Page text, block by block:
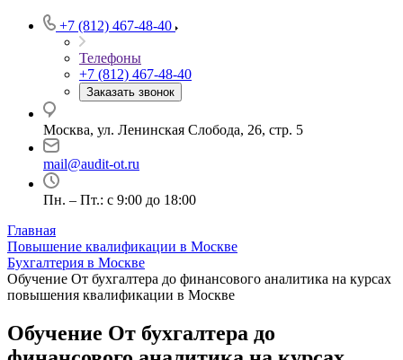
+7 (812) 467-48-40
Телефоны
+7 (812) 467-48-40
Заказать звонок
Москва, ул. Ленинская Слобода, 26, стр. 5
mail@audit-ot.ru
Пн. – Пт.: с 9:00 до 18:00
Главная
Повышение квалификации в Москве
Бухгалтерия в Москве
Обучение От бухгалтера до финансового аналитика на курсах
повышения квалификации в Москве
Обучение От бухгалтера до